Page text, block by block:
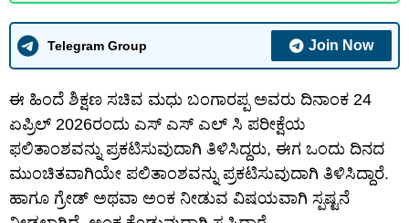
Telegram Group Join Now
ಈ ಹಿಂದೆ ಶಿಕ್ಷಣ ಸಚಿವ ಮಧು ಬಂಗಾರಪ್ಪ ಅವರು ದಿನಾಂಕ 24
ಏಪ್ರಿಲ್ 2026ರಂದು ಎಸ್ ಎಸ್ ಎಲ್ ಸಿ ಪರೀಕ್ಷೆಯ
ಫಲಿತಾಂಶವನ್ನು ಪ್ರಕಟಿಸುವುದಾಗಿ ತಿಳಿಸಿದ್ದರು, ಈಗ ಒಂದು ದಿನದ
ಮುಂಚಿತವಾಗಿಯೇ ಪಲಿತಾಂಶವನ್ನು ಪ್ರಕಟಿಸುವುದಾಗಿ ತಿಳಿಸಿದ್ದಾರೆ.
ಹಾಗೂ ಗ್ರೇಡ್ ಅಥವಾ ಅಂಕ ನೀಡುವ ವಿಷಯವಾಗಿ ಸ್ಪಷ್ಟನೆ